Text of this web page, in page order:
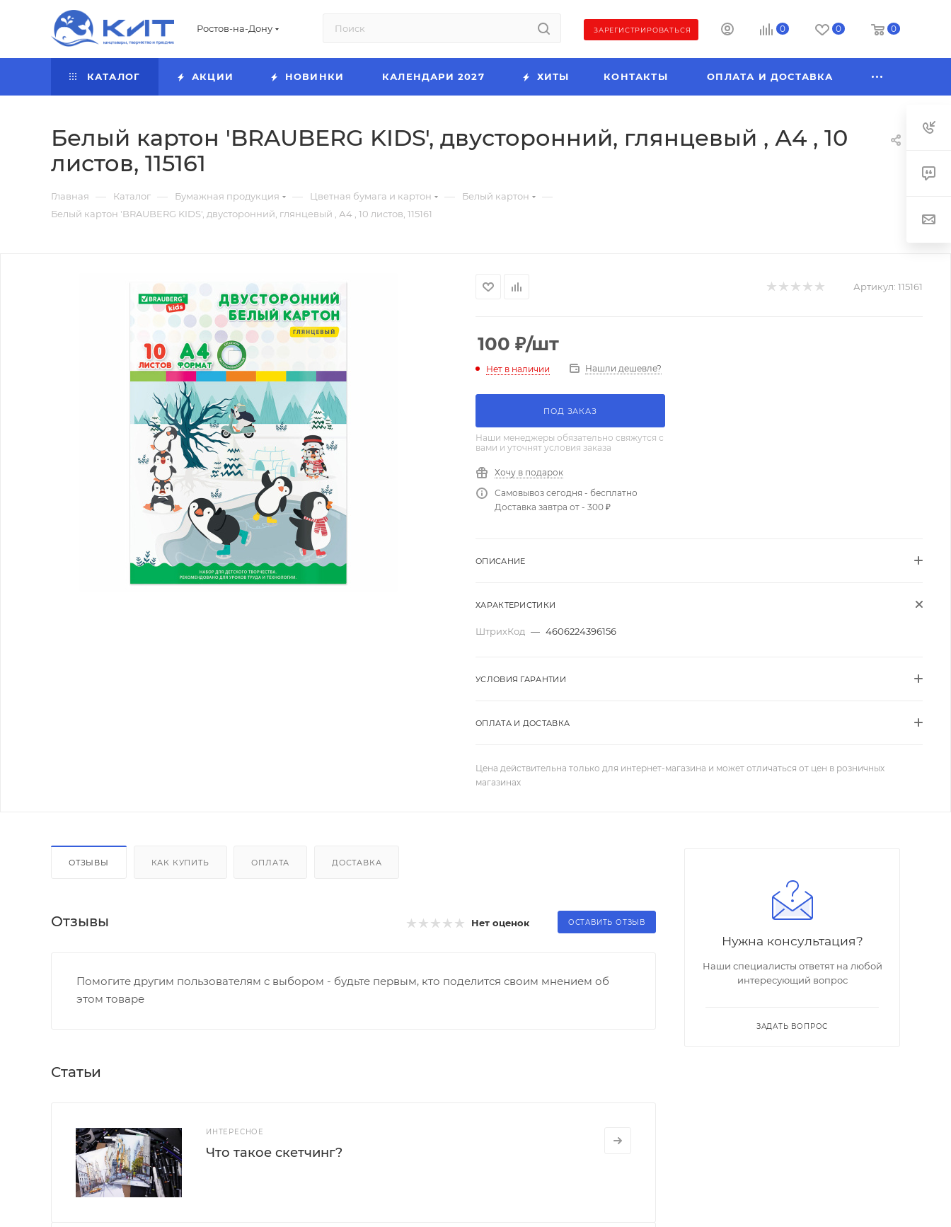
Ростов-на-Дону ЗАРЕГИСТРИРОВАТЬСЯ 0 0 0
КАТАЛОГ АКЦИИ НОВИНКИ КАЛЕНДАРИ 2027 ХИТЫ КОНТАКТЫ ОПЛАТА И ДОСТАВКА
Белый картон 'BRAUBERG KIDS', двусторонний, глянцевый , А4 , 10
листов, 115161
Главная — Каталог — Бумажная продукция — Цветная бумага и картон — Белый картон —
Белый картон 'BRAUBERG KIDS', двусторонний, глянцевый , А4 , 10 листов, 115161
Артикул: 115161
100 ₽/шт
Нет в наличии Нашли дешевле?
ПОД ЗАКАЗ
Наши менеджеры обязательно свяжутся с
вами и уточнят условия заказа
Хочу в подарок
Самовывоз сегодня - бесплатно
Доставка завтра от - 300 ₽
ОПИСАНИЕ
ХАРАКТЕРИСТИКИ
ШтрихКод — 4606224396156
УСЛОВИЯ ГАРАНТИИ
ОПЛАТА И ДОСТАВКА
Цена действительна только для интернет-магазина и может отличаться от цен в розничных
магазинах
ОТЗЫВЫ КАК КУПИТЬ ОПЛАТА ДОСТАВКА
Отзывы Нет оценок ОСТАВИТЬ ОТЗЫВ
Помогите другим пользователям с выбором - будьте первым, кто поделится своим мнением об
этом товаре
Статьи
ИНТЕРЕСНОЕ
Что такое скетчинг?
Нужна консультация?
Наши специалисты ответят на любой
интересующий вопрос
ЗАДАТЬ ВОПРОС